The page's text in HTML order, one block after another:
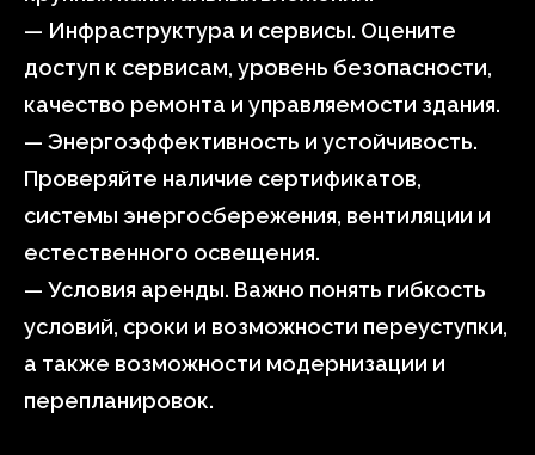
— Инфраструктура и сервисы. Оцените
доступ к сервисам, уровень безопасности,
качество ремонта и управляемости здания.
— Энергоэффективность и устойчивость.
Проверяйте наличие сертификатов,
системы энергосбережения, вентиляции и
естественного освещения.
— Условия аренды. Важно понять гибкость
условий, сроки и возможности переуступки,
а также возможности модернизации и
перепланировок.